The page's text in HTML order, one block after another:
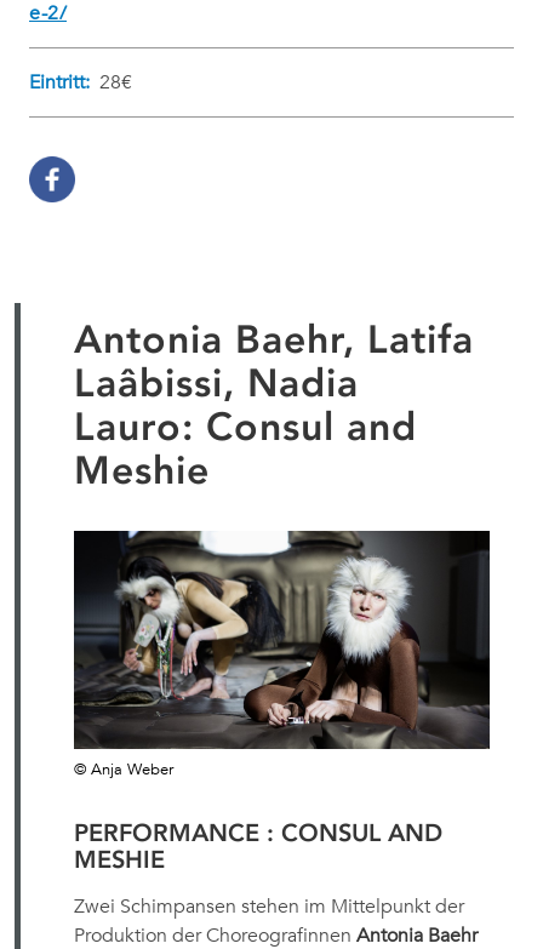
e-2/
Eintritt: 28€
Antonia Baehr, Latifa
Laâbissi, Nadia
Lauro: Consul and
Meshie
© Anja Weber
PERFORMANCE : CONSUL AND
MESHIE
Zwei Schimpansen stehen im Mittelpunkt der
Produktion der Choreografinnen Antonia Baehr